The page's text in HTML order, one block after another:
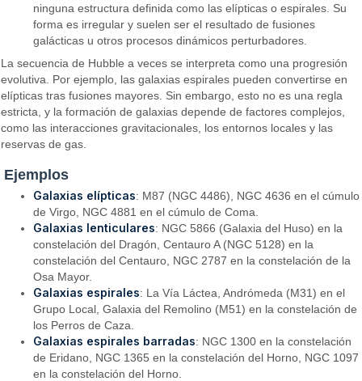
ninguna estructura definida como las elípticas o espirales. Su
forma es irregular y suelen ser el resultado de fusiones
galácticas u otros procesos dinámicos perturbadores.
La secuencia de Hubble a veces se interpreta como una progresión
evolutiva. Por ejemplo, las galaxias espirales pueden convertirse en
elípticas tras fusiones mayores. Sin embargo, esto no es una regla
estricta, y la formación de galaxias depende de factores complejos,
como las interacciones gravitacionales, los entornos locales y las
reservas de gas.
Ejemplos
Galaxias elípticas: M87 (NGC 4486), NGC 4636 en el cúmulo
de Virgo, NGC 4881 en el cúmulo de Coma.
Galaxias lenticulares: NGC 5866 (Galaxia del Huso) en la
constelación del Dragón, Centauro A (NGC 5128) en la
constelación del Centauro, NGC 2787 en la constelación de la
Osa Mayor.
Galaxias espirales: La Vía Láctea, Andrómeda (M31) en el
Grupo Local, Galaxia del Remolino (M51) en la constelación de
los Perros de Caza.
Galaxias espirales barradas: NGC 1300 en la constelación
de Eridano, NGC 1365 en la constelación del Horno, NGC 1097
en la constelación del Horno.